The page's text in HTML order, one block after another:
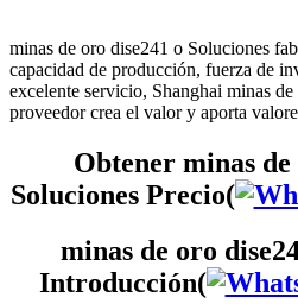
minas de oro dise241 o Soluciones
capacidad de producción, fuerza de
excelente servicio, Shanghai minas
proveedor crea el valor y aporta
Obtener minas de
Soluciones Precio(
minas de oro
Introducción(